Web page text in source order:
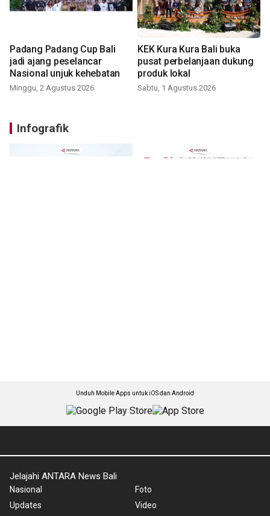
Padang Padang Cup Bali
jadi ajang peselancar
Nasional unjuk kehebatan
Minggu, 2 Agustus 2026
KEK Kura Kura Bali buka
pusat perbelanjaan dukung
produk lokal
Sabtu, 1 Agustus 2026
Infografik
Unduh Mobile Apps untuk iOS dan Android
Jelajahi ANTARA News Bali
Nasional
Updates
Foto
Video